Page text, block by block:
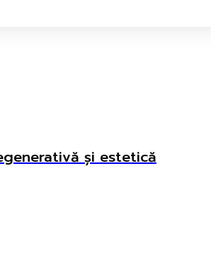
și estetică